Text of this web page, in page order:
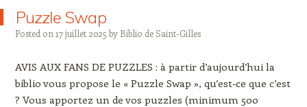
Puzzle Swap
Posted on 17 juillet 2025 by Biblio de Saint-Gilles
AVIS AUX FANS DE PUZZLES : à partir d’aujourd’hui la
biblio vous propose le « Puzzle Swap », qu’est-ce que c’est
? Vous apportez un de vos puzzles (minimum 500